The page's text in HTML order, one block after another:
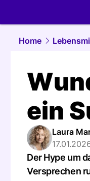
Home
ein
Laura
Der Hype um
Versprechen